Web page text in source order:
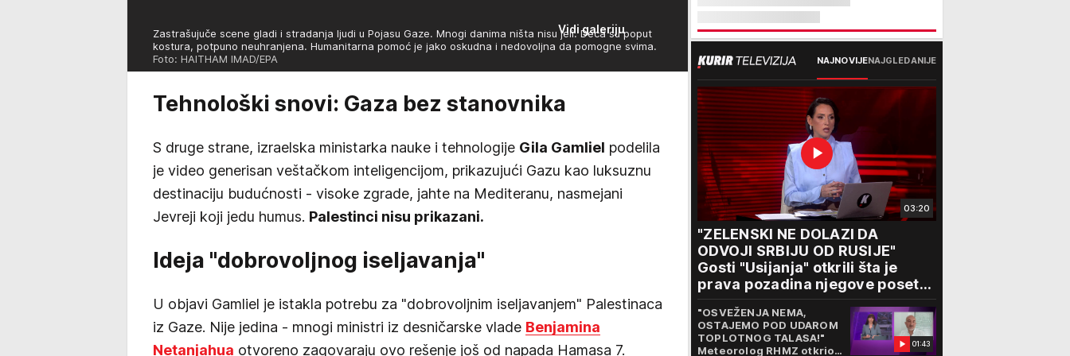
Vidi galeriju
Zastrašujuče scene gladi i stradanja ljudi u Pojasu Gaze. Mnogi danima ništa nisu jeli. Deca su poput
kostura, potpuno neuhranjena. Humanitarna pomoć je jako oskudna i nedovoljna da pomogne svima.
Foto: HAITHAM IMAD/EPA
Tehnološki snovi: Gaza bez stanovnika
S druge strane, izraelska ministarka nauke i tehnologije Gila Gamliel podelila
je video generisan veštačkom inteligencijom, prikazujući Gazu kao luksuznu
destinaciju budućnosti - visoke zgrade, jahte na Mediteranu, nasmejani
Jevreji koji jedu humus. Palestinci nisu prikazani.
Ideja "dobrovoljnog iseljavanja"
U objavi Gamliel je istakla potrebu za "dobrovoljnim iseljavanjem" Palestinaca
iz Gaze. Nije jedina - mnogi ministri iz desničarske vlade Benjamina
Netanjahua otvoreno zagovaraju ovo rešenje još od napada Hamasa 7.
NAJNOVIJENAJGLEDANIJE
03:20
"ZELENSKI NE DOLAZI DA
ODVOJI SRBIJU OD RUSIJE"
Gosti "Usijanja" otkrili šta je
prava pozadina njegove posete
Beogradu
01:43
"OSVEŽENJA NEMA,
OSTAJEMO POD UDAROM
TOPLOTNOG TALASA!"
Meteorolog RHMZ otkrio